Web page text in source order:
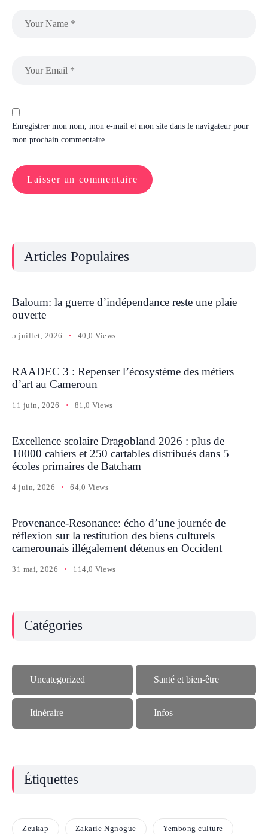
Enregistrer mon nom, mon e-mail et mon site dans le navigateur pour
mon prochain commentaire.
Articles Populaires
Baloum: la guerre d’indépendance reste une plaie
ouverte
5 juillet, 2026 40,0 Views
RAADEC 3 : Repenser l’écosystème des métiers
d’art au Cameroun
11 juin, 2026 81,0 Views
Excellence scolaire Dragobland 2026 : plus de
10000 cahiers et 250 cartables distribués dans 5
écoles primaires de Batcham
4 juin, 2026 64,0 Views
Provenance-Resonance: écho d’une journée de
réflexion sur la restitution des biens culturels
camerounais illégalement détenus en Occident
31 mai, 2026 114,0 Views
Catégories
Uncategorized Santé et bien-être
Itinéraire Infos
Étiquettes
Zeukap Zakarie Ngnogue Yembong culture